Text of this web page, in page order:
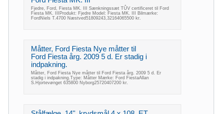
Fjedre, Ford, Fiesta MK. III Sænkningssæt TÛV certificeret til Ford
Fiesta MK. IIIProdukt: Fjedre Model: Fiesta MK. III Bilmærke:
FordNiels T.4700 Næstved51809243,32164065500 kr.
Måtter, Ford Fiesta Nye måtter til
Ford Fiesta årg. 2009 5 d. Er stadig i
indpakning.
Måtter, Ford Fiesta Nye måtter til Ford Fiesta årg. 2009 5 d. Er
stadig i indpakning.Type: Måtter Mærke: Ford FiestaAllan
S.Hjortevønget 635800 Nyborg25720407200 kr.